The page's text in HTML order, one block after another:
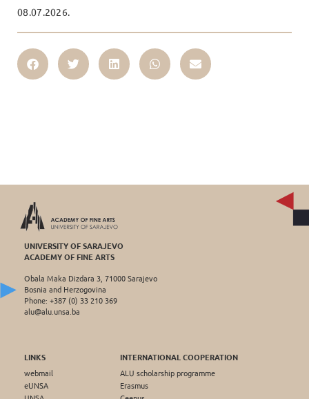
08.07.2026.
UNIVERSITY OF SARAJEVO
ACADEMY OF FINE ARTS
Obala Maka Dizdara 3, 71000 Sarajevo
Bosnia and Herzogovina
Phone: +387 (0) 33 210 369
alu@alu.unsa.ba
LINKS
webmail
eUNSA
INTERNATIONAL COOPERATION
ALU scholarship programme
Erasmus